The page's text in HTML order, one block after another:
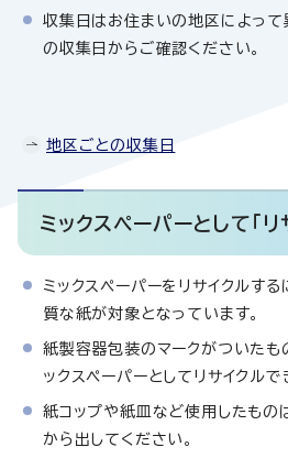
収集日はお住まいの地区によって
の収集日からご確認ください。
地区ごとの収集日
ミックスペーパーとして「
ミックスペーパーをリサイクルす
質な紙が対象となっています。
紙製容器包装のマークがついたも
ックスペーパーとしてリサイクルで
紙コップや紙皿など使用したもの
から出してください。